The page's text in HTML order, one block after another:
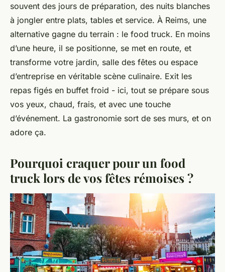
souvent des jours de préparation, des nuits blanches
à jongler entre plats, tables et service. À Reims, une
alternative gagne du terrain : le food truck. En moins
d’une heure, il se positionne, se met en route, et
transforme votre jardin, salle des fêtes ou espace
d’entreprise en véritable scène culinaire. Exit les
repas figés en buffet froid - ici, tout se prépare sous
vos yeux, chaud, frais, et avec une touche
d’événement. La gastronomie sort de ses murs, et on
adore ça.
Pourquoi craquer pour un food
truck lors de vos fêtes rémoises ?